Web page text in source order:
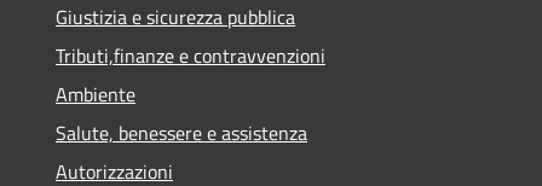
Giustizia e sicurezza pubblica
Tributi,finanze e contravvenzioni
Ambiente
Salute, benessere e assistenza
Autorizzazioni